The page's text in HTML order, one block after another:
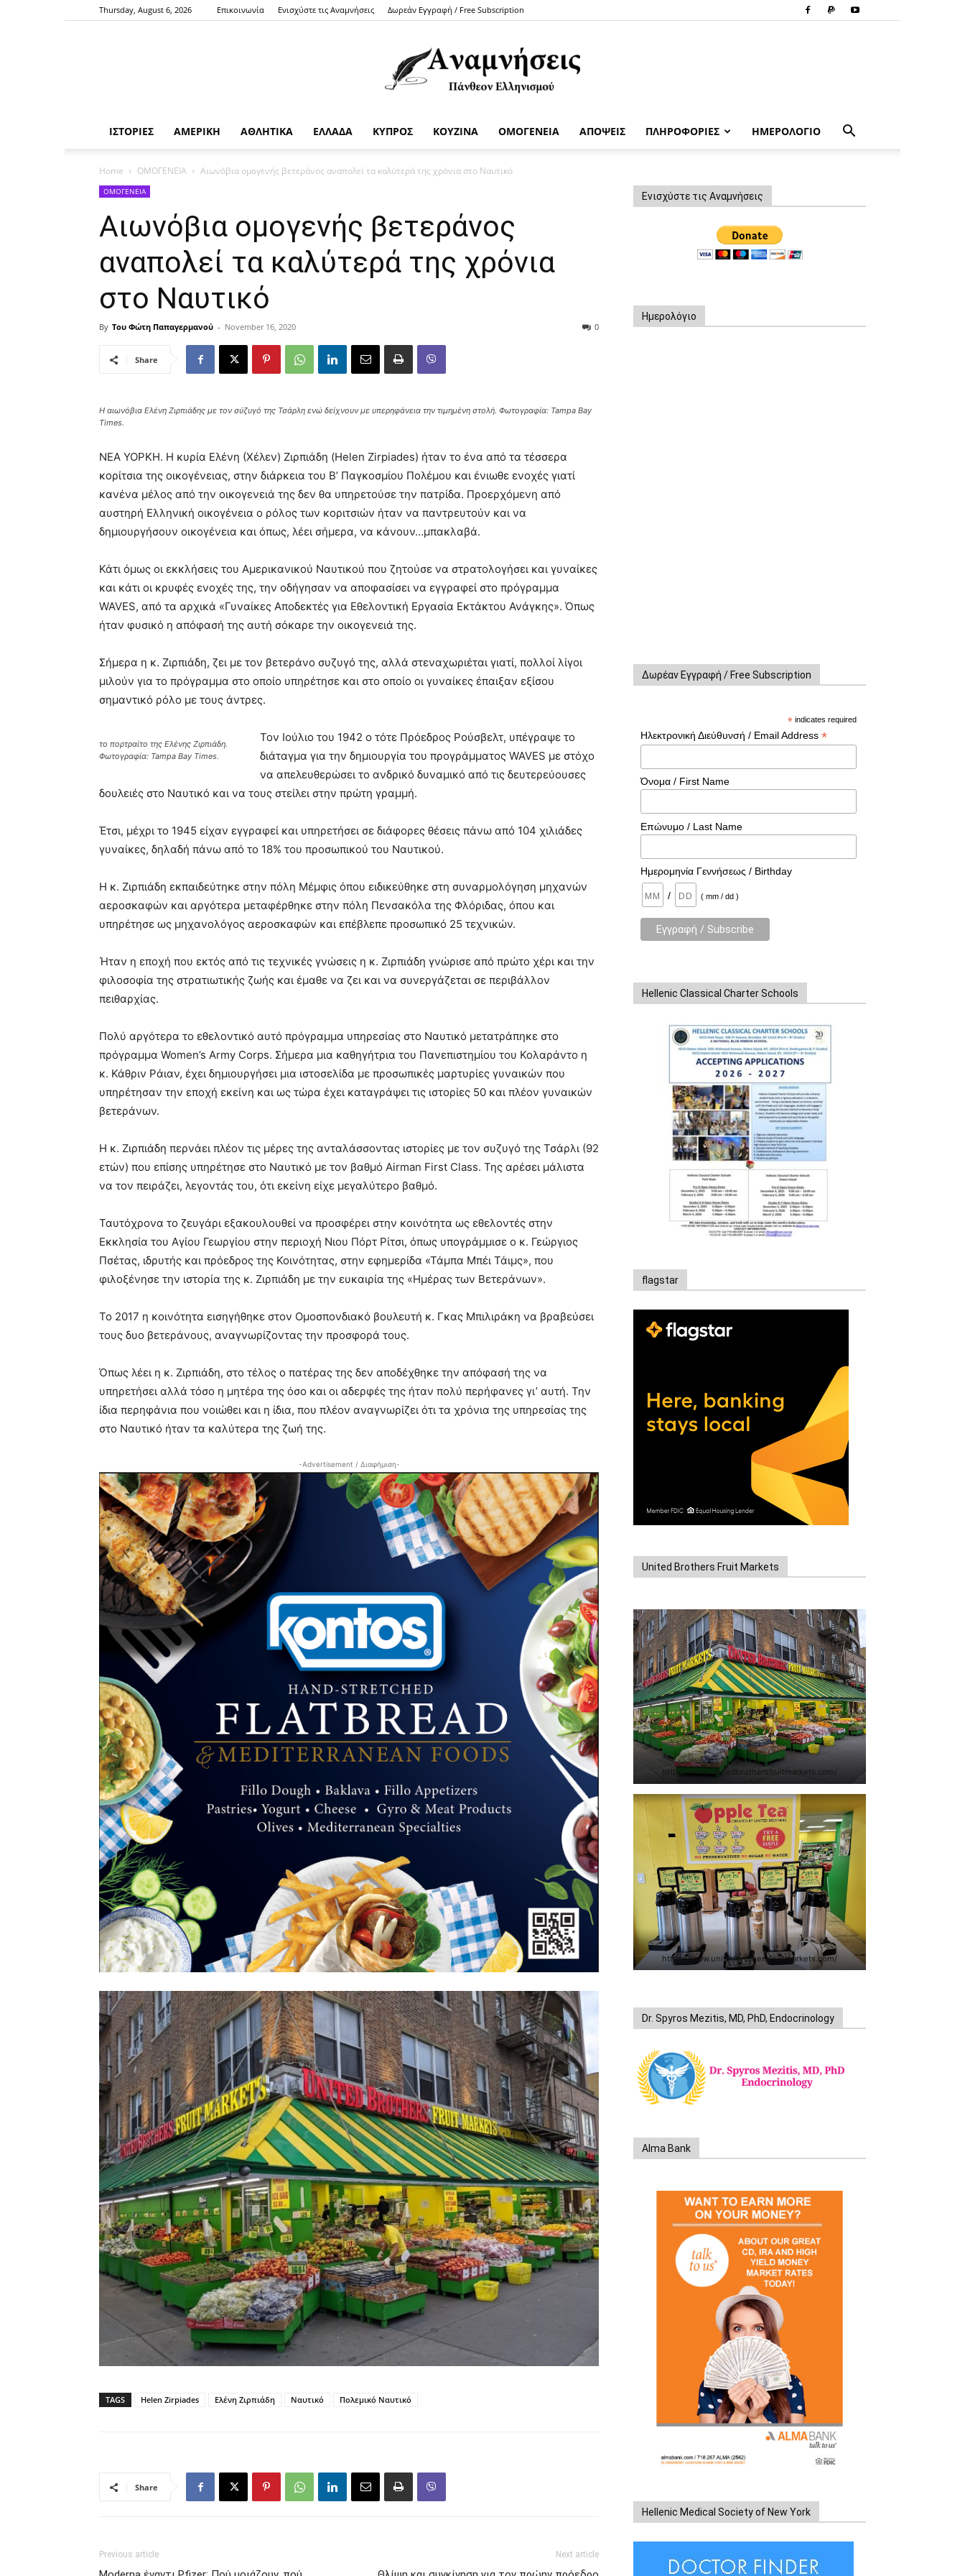
Thursday, August 6, 2026 Επικοινωνία Ενισχύστε τις Αναμνήσεις Δωρεάν Εγγραφή / Free Subscription
ΙΣΤΟΡΙΕΣ ΑΜΕΡΙΚΗ ΑΘΛΗΤΙΚΑ ΕΛΛΑΔΑ ΚΥΠΡΟΣ ΚΟΥΖΙΝΑ ΟΜΟΓΕΝΕΙΑ ΑΠΟΨΕΙΣ ΠΛΗΡΟΦΟΡΙΕΣ ΗΜΕΡΟΛΟΓΙΟ
Home ΟΜΟΓΕΝΕΙΑ Αιωνόβια ομογενής βετεράνος αναπολεί τα καλύτερά της χρόνια στο Ναυτικό
ΟΜΟΓΕΝΕΙΑ
Αιωνόβια ομογενής βετεράνος
αναπολεί τα καλύτερά της χρόνια
στο Ναυτικό
By Του Φώτη Παπαγερμανού - November 16, 2020 0
Share
Η αιωνόβια Ελένη Ζιρπιάδης με τον σύζυγό της Τσάρλη ενώ δείχνουν με υπερηφάνεια την τιμημένη στολή. Φωτογραφία: Tampa Bay
Times.
ΝΕΑ ΥΟΡΚΗ. Η κυρία Ελένη (Χέλεν) Ζιρπιάδη (Helen Zirpiades) ήταν το ένα από τα τέσσερα
κορίτσια της οικογένειας, στην διάρκεια του Β’ Παγκοσμίου Πολέμου και ένιωθε ενοχές γιατί
κανένα μέλος από την οικογενειά της δεν θα υπηρετούσε την πατρίδα. Προερχόμενη από
αυστηρή Ελληνική οικογένεια ο ρόλος των κοριτσιών ήταν να παντρευτούν και να
δημιουργήσουν οικογένεια και όπως, λέει σήμερα, να κάνουν…μπακλαβά.
Κάτι όμως οι εκκλήσεις του Αμερικανικού Ναυτικού που ζητούσε να στρατολογήσει και γυναίκες
και κάτι οι κρυφές ενοχές της, την οδήγησαν να αποφασίσει να εγγραφεί στο πρόγραμμα
WAVES, από τα αρχικά «Γυναίκες Αποδεκτές για Εθελοντική Εργασία Εκτάκτου Ανάγκης». Όπως
ήταν φυσικό η απόφασή της αυτή σόκαρε την οικογενειά της.
Σήμερα η κ. Ζιρπιάδη, ζει με τον βετεράνο συζυγό της, αλλά στεναχωριέται γιατί, πολλοί λίγοι
μιλούν για το πρόγραμμα στο οποίο υπηρέτησε και στο οποίο οι γυναίκες έπαιξαν εξίσου
σημαντικό ρόλο με τους άντρες.
το πορτραίτο της Ελένης Ζιρπιάδη.
Φωτογραφία: Tampa Bay Times.
Τον Ιούλιο του 1942 ο τότε Πρόεδρος Ρούσβελτ, υπέγραψε το
διάταγμα για την δημιουργία του προγράμματος WAVES με στόχο
να απελευθερώσει το ανδρικό δυναμικό από τις δευτερεύουσες
δουλειές στο Ναυτικό και να τους στείλει στην πρώτη γραμμή.
Έτσι, μέχρι το 1945 είχαν εγγραφεί και υπηρετήσει σε διάφορες θέσεις πάνω από 104 χιλιάδες
γυναίκες, δηλαδή πάνω από το 18% του προσωπικού του Ναυτικού.
Η κ. Ζιρπιάδη εκπαιδεύτηκε στην πόλη Μέμφις όπου ειδικεύθηκε στη συναρμολόγηση μηχανών
αεροσκαφών και αργότερα μεταφέρθηκε στην πόλη Πενσακόλα της Φλόριδας, όπου και
υπηρέτησε ως μηχανολόγος αεροσκαφών και επέβλεπε προσωπικό 25 τεχνικών.
Ήταν η εποχή που εκτός από τις τεχνικές γνώσεις η κ. Ζιρπιάδη γνώρισε από πρώτο χέρι και την
φιλοσοφία της στρατιωτικής ζωής και έμαθε να ζει και να συνεργάζεται σε περιβάλλον
πειθαρχίας.
Πολύ αργότερα το εθελοντικό αυτό πρόγραμμα υπηρεσίας στο Ναυτικό μετατράπηκε στο
πρόγραμμα Women’s Army Corps. Σήμερα μια καθηγήτρια του Πανεπιστημίου του Κολαράντο η
κ. Κάθριν Ράιαν, έχει δημιουργήσει μια ιστοσελίδα με προσωπικές μαρτυρίες γυναικών που
υπηρέτησαν την εποχή εκείνη και ως τώρα έχει καταγράψει τις ιστορίες 50 και πλέον γυναικών
βετεράνων.
Η κ. Ζιρπιάδη περνάει πλέον τις μέρες της ανταλάσσοντας ιστορίες με τον συζυγό της Τσάρλι (92
ετών) που επίσης υπηρέτησε στο Ναυτικό με τον βαθμό Airman First Class. Της αρέσει μάλιστα
να τον πειράζει, λεγοντάς του, ότι εκείνη είχε μεγαλύτερο βαθμό.
Ταυτόχρονα το ζευγάρι εξακουλουθεί να προσφέρει στην κοινότητα ως εθελοντές στην
Εκκλησία του Αγίου Γεωργίου στην περιοχή Νιου Πόρτ Ρίτσι, όπως υπογράμμισε ο κ. Γεώργιος
Πσέτας, ιδρυτής και πρόεδρος της Κοινότητας, στην εφημερίδα «Τάμπα Μπέι Τάιμς», που
φιλοξένησε την ιστορία της κ. Ζιρπιάδη με την ευκαιρία της «Ημέρας των Βετεράνων».
Το 2017 η κοινότητα εισηγήθηκε στον Ομοσπονδιακό βουλευτή κ. Γκας Μπιλιράκη να βραβεύσει
τους δυο βετεράνους, αναγνωρίζοντας την προσφορά τους.
Όπως λέει η κ. Ζιρπιάδη, στο τέλος ο πατέρας της δεν αποδέχθηκε την απόφασή της να
υπηρετήσει αλλά τόσο η μητέρα της όσο και οι αδερφές της ήταν πολύ περήφανες γι’ αυτή. Την
ίδια περηφάνια που νοιώθει και η ίδια, που πλέον αναγνωρίζει ότι τα χρόνια της υπηρεσίας της
στο Ναυτικό ήταν τα καλύτερα της ζωή της.
-Advertisement / Διαφήμιση-
TAGS Helen Zirpiades Ελένη Ζιρπιάδη Ναυτικό Πολεμικό Ναυτικό
Share
Previous article Next article
Ενισχύστε τις Αναμνήσεις
Ημερολόγιο
Δωρέαν Εγγραφή / Free Subscription
* indicates required
Ηλεκτρονική Διεύθυνσή / Email Address *
Όνομα / First Name
Επώνυμο / Last Name
Ημερομηνία Γεννήσεως / Birthday
/ ( mm / dd )
Hellenic Classical Charter Schools
flagstar
United Brothers Fruit Markets
https://www.unitedbrothersfruitmarkets.com/
https://www.unitedbrothersfruitmarkets.com/
Dr. Spyros Mezitis, MD, PhD, Endocrinology
Alma Bank
Hellenic Medical Society of New York